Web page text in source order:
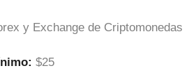
y Exchange de Criptomonedas
$25